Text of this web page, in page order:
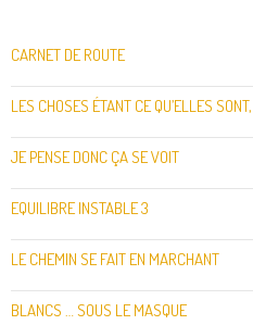
CARNET DE ROUTE
LES CHOSES ÉTANT CE QU’ELLES
JE PENSE DONC ÇA SE VOIT
EQUILIBRE INSTABLE 3
LE CHEMIN SE FAIT EN MARCHANT
BLANCS … SOUS LE MASQUE